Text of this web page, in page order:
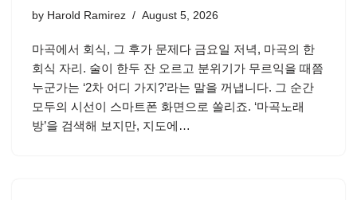
by Harold Ramirez August 5, 2026
마곡에서 회식, 그 후가 문제다 금요일 저녁, 마곡의 한
회식 자리. 술이 한두 잔 오르고 분위기가 무르익을 때쯤
누군가는 ‘2차 어디 가지?’라는 말을 꺼냅니다. 그 순간
모두의 시선이 스마트폰 화면으로 쏠리죠. ‘마곡노래
방’을 검색해 보지만, 지도에…